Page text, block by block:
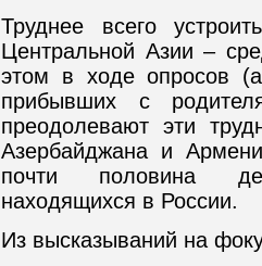
Труднее всего
Центральной Азии –
этом в ходе опросов
прибывших с
преодолевают эти
Азербайджана и
почти половина
находящихся в России.
Из высказываний на